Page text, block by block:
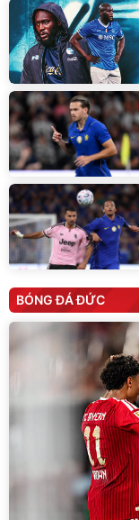
BÓNG ĐÁ ĐỨC